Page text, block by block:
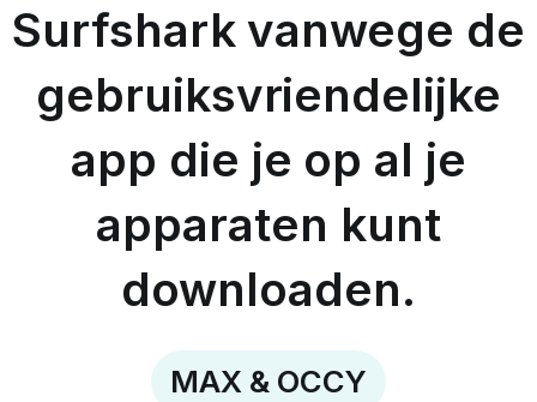
die
op
al
apparaten
kunt
downloaden.
-
OCCY
Surfshark vanwege de
gebruiksvriendelijke
app die je op al je
apparaten kunt
downloaden.
MAX & OCCY